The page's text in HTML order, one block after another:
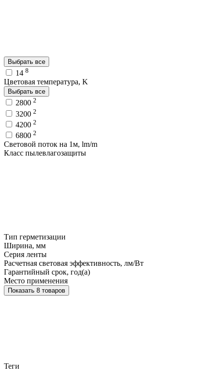
Выбрать все
14 8
Цветовая температура, K
Выбрать все
2800 2
3200 2
4200 2
6800 2
Световой поток на 1м, lm/m
Класс пылевлагозащиты
Тип герметизации
Ширина, мм
Серия ленты
Расчетная световая эффективность, лм/Вт
Гарантийный срок, год(а)
Место применения
Показать 8 товаров
Теги